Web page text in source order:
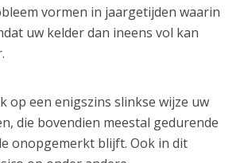
vormen in jaargetijden waarin
uw kelder dan ineens vol kan
op een enigszins slinkse wijze uw
die bovendien meestal gedurende
onopgemerkt blijft. Ook in dit